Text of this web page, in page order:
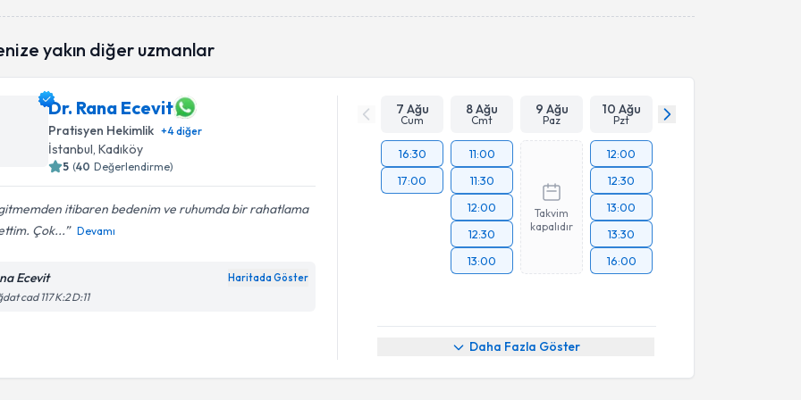
yakın diğer uzmanlar
Dr. Rana Ecevit
Pratisyen Hekimlik +4diğer
İstanbul, Kadıköy
5 (40 Değerlendirme)
itibaren bedenim ve ruhumda bir rahatlama
Çok...
Devamı
Ecevit Haritada Göster
cad 117 K:2 D:11
7 Ağu
Cum
8 Ağu
Cmt
9 Ağu
Paz
10 Ağu
Pzt
16:30
17:00
11:00
11:30
12:00
12:30
13:00
Takvim
kapalıdır
12:00
12:30
13:00
13:30
16:00
Daha Fazla Göster